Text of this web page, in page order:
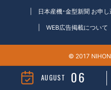
AUGUST 06
日本産機・金型新聞 お申
WEB広告掲載について
© 2017